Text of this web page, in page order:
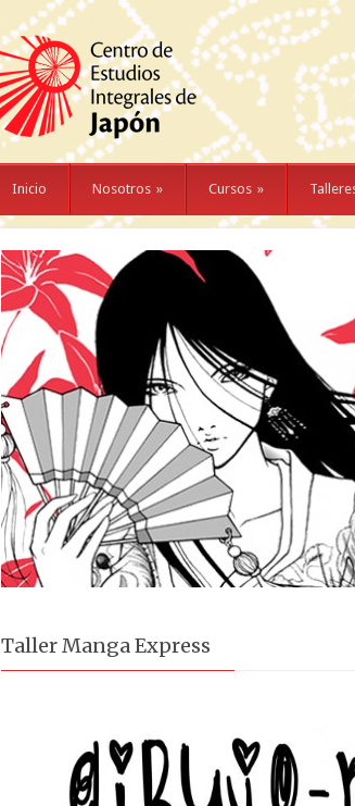
Inicio Nosotros » Cursos »
Taller Manga Express